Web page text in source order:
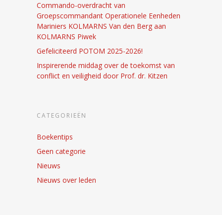
Commando-overdracht van
Groepscommandant Operationele Eenheden
Mariniers KOLMARNS Van den Berg aan
KOLMARNS Piwek
Gefeliciteerd POTOM 2025-2026!
Inspirerende middag over de toekomst van
conflict en veiligheid door Prof. dr. Kitzen
CATEGORIEËN
Boekentips
Geen categorie
Nieuws
Nieuws over leden